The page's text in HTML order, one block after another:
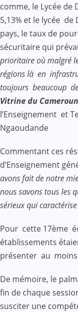
comme, le Lycée de
5,13% et le lycée de
pays, le taux de
sécuritaire qui
prioritaire où malgré
régions là en
toujours beaucoup
Vitrine du Cameroun
l’Enseignement et
Ngaoudande
Commentant ces
d’Enseignement
avons fait de notre
nous savons tous les
sérieux qui
Pour cette 17ème
établissements
présenter au moins
De mémoire, le
fin de chaque
susciter une